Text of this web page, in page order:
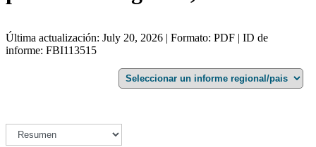
Última actualización: July 20, 2026 | Formato: PDF | ID de
informe: FBI113515